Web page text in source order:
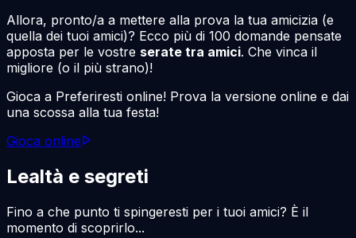
Allora, pronto/a a mettere alla prova la tua amicizia (e
quella dei tuoi amici)? Ecco più di 100 domande pensate
apposta per le vostre serate tra amici. Che vinca il
migliore (o il più strano)!
Gioca a Preferiresti online! Prova la versione online e dai
una scossa alla tua festa!
Gioca online
Lealtà e segreti
Fino a che punto ti spingeresti per i tuoi amici? È il
momento di scoprirlo...